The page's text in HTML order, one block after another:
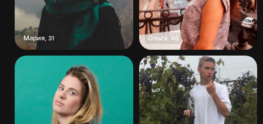
Мария 31 Ольга, 46